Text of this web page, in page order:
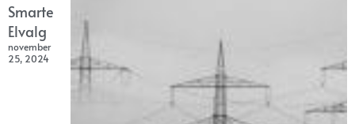
Smarte
Elvalg
november
25, 2024